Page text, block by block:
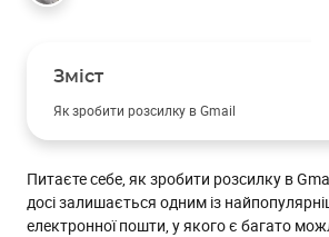
Зміст
Як зробити розсилку в Gmail
1. Створіть контакти
Варіант 1. Вручну
Варіант 2. Імпорт списком
Питаєте себе, як зробити розсилку в
досі залишається одним із
електронної пошти, у якого є багато